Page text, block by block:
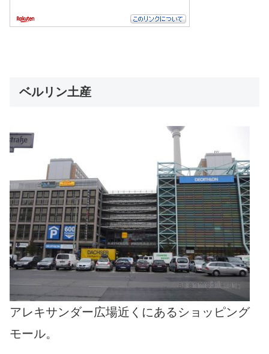
ベルリン土産
アレキサンダー広場近くにあるショッピング
モール。